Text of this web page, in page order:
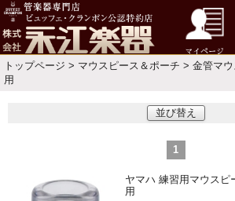
マイページ
トップページ > マウスピース＆ポーチ > 金管マ
用
並び替え
1
ヤマハ 練習用マウスピ
用
ソロ楽譜・曲集
CD
中古・アウトレット